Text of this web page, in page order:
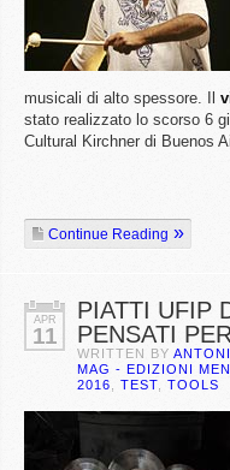
musicali di alto spessore. Il
stato realizzato lo scorso 6
Cultural Kirchner di Buenos
Continue Reading
APR
11
PIATTI UFIP
PENSATI
WRITTEN BY
MAG - EDIZIONI
2016
TEST TOOLS